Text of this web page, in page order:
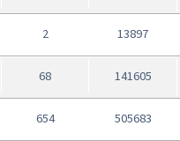
2 13897
68 141605
654 505683